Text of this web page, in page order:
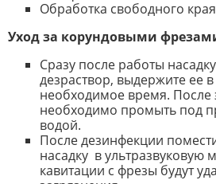
Обработка свободного края
Уход за корундовыми
Сразу после работы
дезраствор, выдержите ее
необходимое время. После
необходимо промыть под
водой.
После дезинфекции
насадку в ультразвуковую
кавитации с фрезы будут